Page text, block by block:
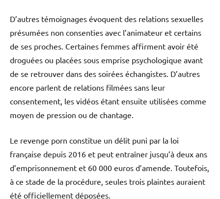
D’autres témoignages évoquent des relations sexuelles
présumées non consenties avec l’animateur et certains
de ses proches. Certaines femmes affirment avoir été
droguées ou placées sous emprise psychologique avant
de se retrouver dans des soirées échangistes. D’autres
encore parlent de relations filmées sans leur
consentement, les vidéos étant ensuite utilisées comme
moyen de pression ou de chantage.
Le revenge porn constitue un délit puni par la loi
française depuis 2016 et peut entraîner jusqu’à deux ans
d’emprisonnement et 60 000 euros d’amende. Toutefois,
à ce stade de la procédure, seules trois plaintes auraient
été officiellement déposées.